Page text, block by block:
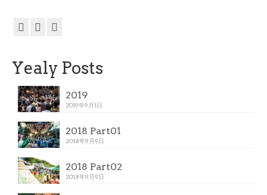
Yealy Posts
2019
2019年9月1日
2018 Part01
2018年9月9日
2018 Part02
2018年9月9日